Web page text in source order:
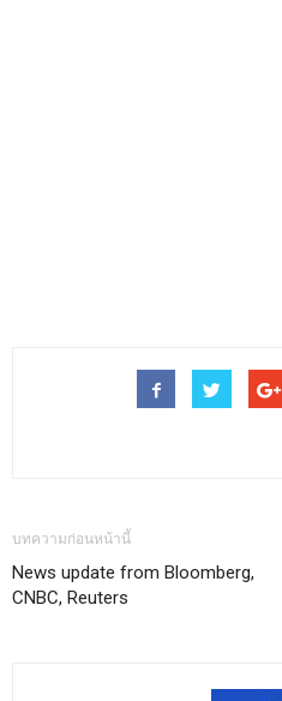
บทความก่อนหน้านี้
News update from Bloomberg,
CNBC, Reuters